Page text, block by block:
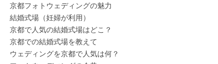
京都フォトウェディングの魅力
結婚式場（妊婦が利用）
京都で人気の結婚式場はどこ？
京都での結婚式場を教えて
ウェディングを京都で人気は何？